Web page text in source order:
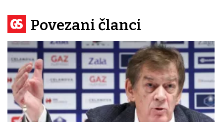
Povezani članci